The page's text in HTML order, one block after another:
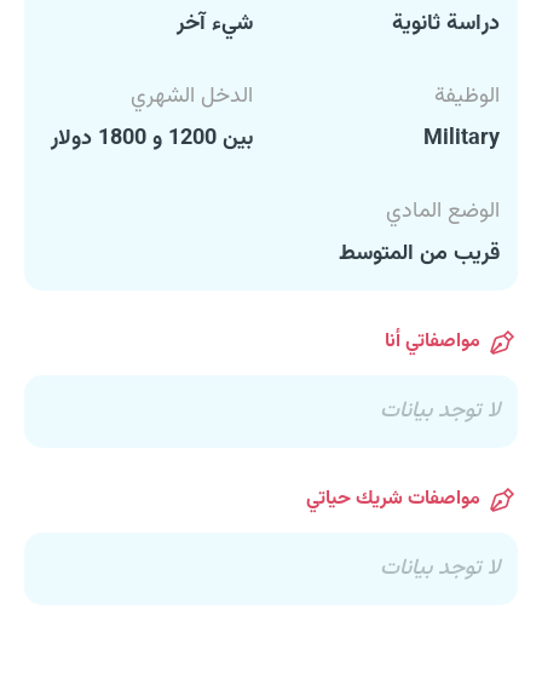
دراسة ثانوية
شيء آخر
الوظيفة
Military
الدخل الشهري
بين 1200 و 1800 دولار
الوضع المادي
قريب من المتوسط
مواصفاتي أنا
لا توجد بيانات
مواصفات شريك حياتي
لا توجد بيانات